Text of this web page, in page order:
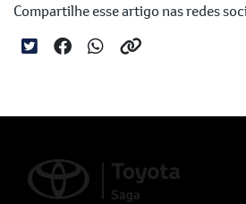
Compartilhe esse artigo nas redes